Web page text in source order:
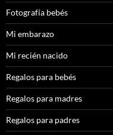
Fotografía bebés
Mi embarazo
Mi recién nacido
Regalos para bebés
Regalos para madres
Regalos para padres